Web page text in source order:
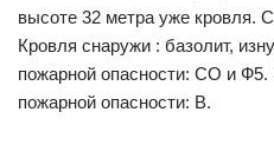
высоте 32 метра уже кровля.
Кровля снаружи : базолит,
пожарной опасности: СО и
пожарной опасности: В.